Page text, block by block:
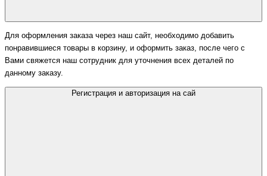
Для оформления заказа через наш сайт, необходимо добавить
понравившиеся товары в корзину, и оформить заказ, после чего с
Вами свяжется наш сотрудник для уточнения всех деталей по
данному заказу.
Регистрация и авторизация на сай